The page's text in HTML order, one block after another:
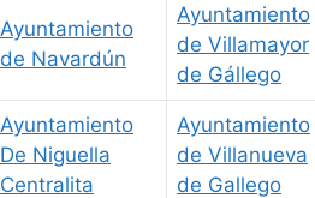
Ayuntamiento
de Navardún
Ayuntamiento
de Villamayor
de Gállego
Ayuntamiento
De Niguella
Centralita
Ayuntamiento
de Villanueva
de Gallego